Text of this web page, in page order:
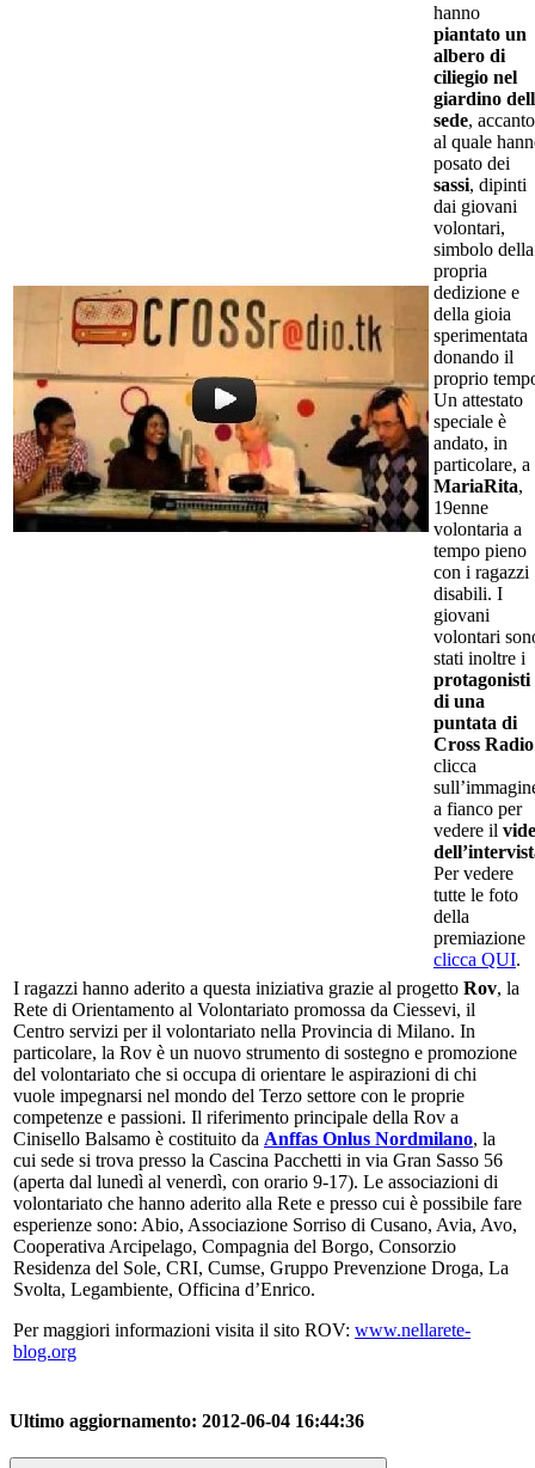
hanno
piantato un
albero di
ciliegio nel
giardino
sede, accanto
al quale
posato dei
sassi, dipinti
dai giovani
volontari,
simbolo della
propria
dedizione e
della gioia
sperimentata
donando il
proprio
Un attestato
speciale è
andato, in
particolare, a
MariaRita,
19enne
volontaria a
tempo pieno
con i ragazzi
disabili. I
giovani
volontari
stati inoltre i
protagonisti
di una
puntata di
Cross Radio
clicca
a fianco per
vedere il
Per vedere
tutte le foto
della
premiazione
clicca QUI.
I ragazzi hanno aderito a questa iniziativa grazie al progetto Rov, la
Rete di Orientamento al Volontariato promossa da Ciessevi, il
Centro servizi per il volontariato nella Provincia di Milano. In
particolare, la Rov è un nuovo strumento di sostegno e promozione
del volontariato che si occupa di orientare le aspirazioni di chi
vuole impegnarsi nel mondo del Terzo settore con le proprie
competenze e passioni. Il riferimento principale della Rov a
Cinisello Balsamo è costituito da Anffas Onlus Nordmilano, la
cui sede si trova presso la Cascina Pacchetti in via Gran Sasso 56
(aperta dal lunedì al venerdì, con orario 9-17). Le associazioni di
volontariato che hanno aderito alla Rete e presso cui è possibile fare
esperienze sono: Abio, Associazione Sorriso di Cusano, Avia, Avo,
Cooperativa Arcipelago, Compagnia del Borgo, Consorzio
Residenza del Sole, CRI, Cumse, Gruppo Prevenzione Droga, La
Svolta, Legambiente, Officina d’Enrico.
Per maggiori informazioni visita il sito ROV: www.nellarete-
blog.org
Ultimo aggiornamento: 2012-06-04 16:44:36